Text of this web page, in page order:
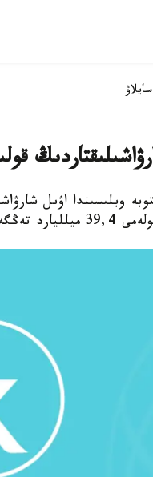
وبلىسىندا اۋىل
ءتىلشىسى.